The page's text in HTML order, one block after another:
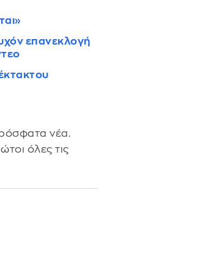
επανεκλογή
νέα.
όλες τις